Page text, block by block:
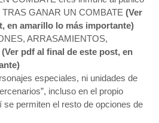
GANAR UN COMBATE (Ver
en amarillo lo más importante)
ARRASAMIENTOS,
(Ver pdf al final de este post, en
especiales, ni unidades de
incluso en el propio
se permiten el resto de opciones de